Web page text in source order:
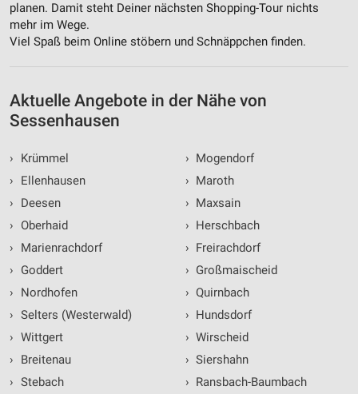
planen. Damit steht Deiner nächsten Shopping-Tour nichts
mehr im Wege.
Viel Spaß beim Online stöbern und Schnäppchen finden.
Aktuelle Angebote in der Nähe von
Sessenhausen
›
Krümmel
›
Ellenhausen
›
Deesen
›
Oberhaid
›
Marienrachdorf
›
Goddert
›
Nordhofen
› Selters (Westerwald)
› Wittgert
›
Breitenau
› Stebach
› Mogendorf
› Maroth
› Maxsain
› Herschbach
› Freirachdorf
› Großmaischeid
› Quirnbach
› Hundsdorf
› Wirscheid
› Siershahn
› Ransbach-Baumbach